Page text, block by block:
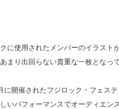
に使用されたメンバーのイラスト
まり出回らない貴重な一枚となっ
に開催されたフジロック・フェス
いパフォーマンスでオーディエン